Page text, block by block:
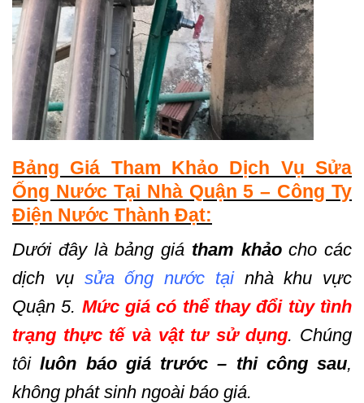
Bảng Giá Tham Khảo Dịch Vụ Sửa
Ống Nước Tại Nhà Quận 5 – Công Ty
Điện Nước Thành Đạt:
Dưới đây là bảng giá tham khảocho các
dịch vụ sửa ống nước tạinhà khu vực
Quận 5. Mức giá có thể thay đổi tùy tình
trạng thực tế và vật tư sử dụng. Chúng
tôiluôn báo giá trước – thi công sau,
không phát sinh ngoài báo giá.